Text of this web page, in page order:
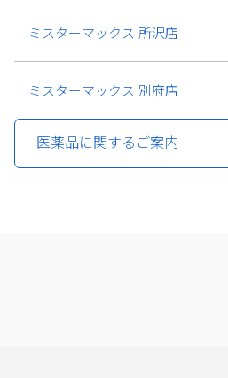
ミスターマックス 所沢店
ミスターマックス 別府店
医薬品に関するご案内